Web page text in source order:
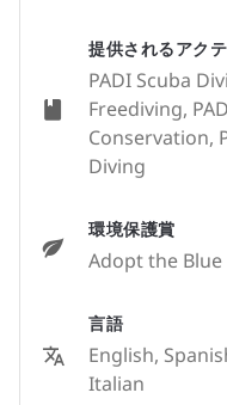
提供されるアク
PADI Scuba
Freediving,
Conservation,
Diving
環境保護賞
Adopt the Blue
言語
English,
Italian